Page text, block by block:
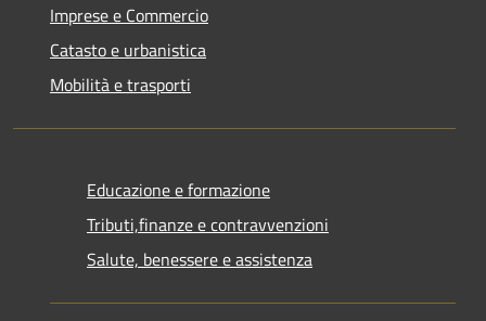
Imprese e Commercio
Catasto e urbanistica
Mobilità e trasporti
Educazione e formazione
Tributi,finanze e contravvenzioni
Salute, benessere e assistenza